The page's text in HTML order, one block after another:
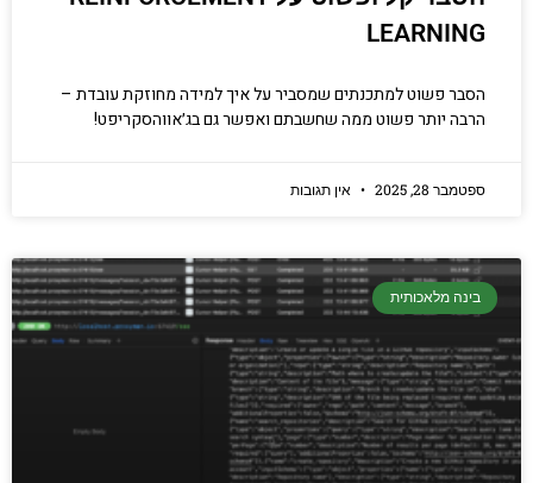
פשוט למתכנתים שמסביר על איך למידה מחוזקת עובדת –
יותר פשוט ממה שחשבתם ואפשר גם בג׳אווהסקריפט!
אין תגובות
מלאכותית